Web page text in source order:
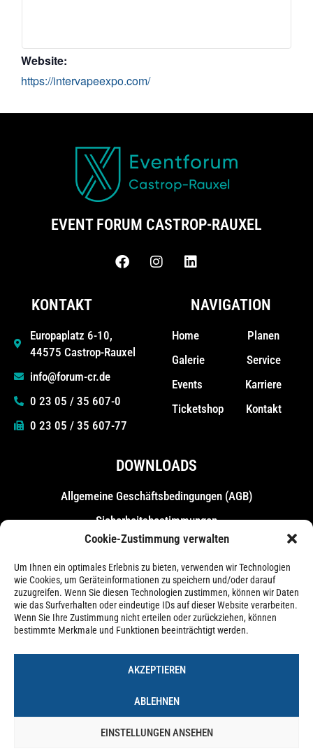
Cookie-Zustimmung verwalten
Um Ihnen ein optimales Erlebnis zu bieten, verwenden wir Technologien
wie Cookies, um Geräteinformationen zu speichern und/oder darauf
zuzugreifen. Wenn Sie diesen Technologien zustimmen, können wir Daten
wie das Surfverhalten oder eindeutige IDs auf dieser Website verarbeiten.
Wenn Sie Ihre Zustimmung nicht erteilen oder zurückziehen, können
bestimmte Merkmale und Funktionen beeinträchtigt werden.
AKZEPTIEREN
ABLEHNEN
EINSTELLUNGEN ANSEHEN
Website:
https://intervapeexpo.com/
EVENT FORUM CASTROP-RAUXEL
KONTAKT
Europaplatz 6-10,
44575 Castrop-Rauxel
info@forum-cr.de
0 23 05 / 35 607-0
0 23 05 / 35 607-77
NAVIGATION
Home
Galerie
Events
Ticketshop
Planen
Service
Karriere
Kontakt
DOWNLOADS
Allgemeine Geschäfts­bedingungen (AGB)
Sicherheitsbestimmungen
Messebestimmungen